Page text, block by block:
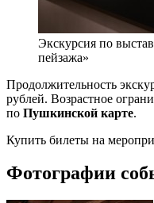
Экскурсия по
пейзажа»
Продолжительность
рублей. Возрастное
по Пушкинской карте.
Купить билеты на
Фотографии